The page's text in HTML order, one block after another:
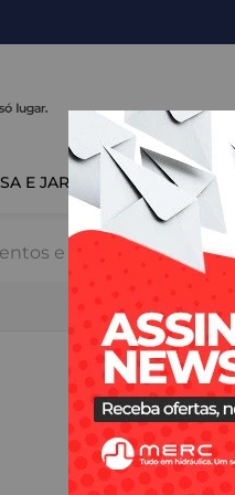
E JARDIM COZINHA
e Registros